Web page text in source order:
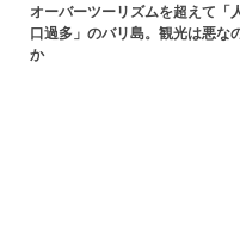
オーバーツーリズムを超えて「
口過多」のバリ島。観光は悪な
か